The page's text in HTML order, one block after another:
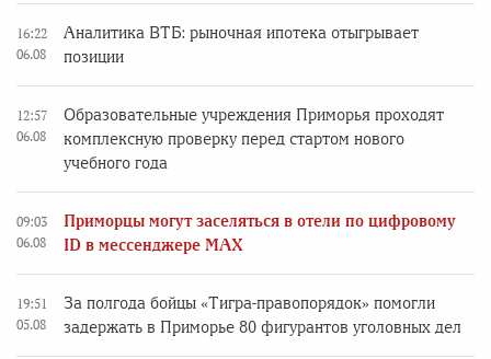
16:22
06.08
Аналитика ВТБ: рыночная ипотека отыгрывает
позиции
12:57
06.08
Образовательные учреждения Приморья проходят
комплексную проверку перед стартом нового
учебного года
09:03
06.08
Приморцы могут заселяться в отели по цифровому
ID в мессенджере MAX
19:51
05.08
За полгода бойцы «Тигра-правопорядок» помогли
задержать в Приморье 80 фигурантов уголовных дел